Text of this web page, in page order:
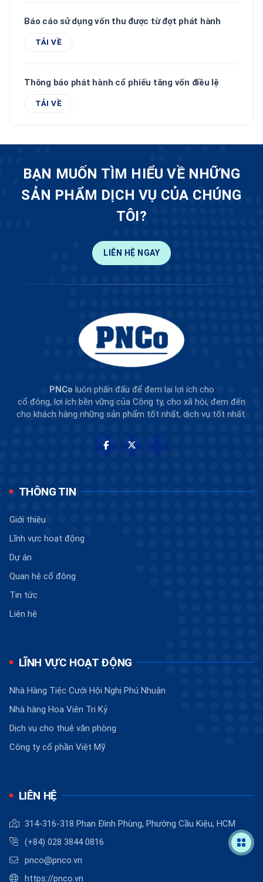
Báo cáo sử dụng vốn thu được từ đợt phát hành
TẢI VỀ
Thông báo phát hành cổ phiếu tăng vốn điều lệ
TẢI VỀ
BẠN MUỐN TÌM HIỂU VỀ NHỮNG
SẢN PHẨM DỊCH VỤ CỦA CHÚNG
TÔI?
LIÊN HỆ NGAY
PNCo luôn phấn đấu để đem lại lợi ích cho
cổ đông, lợi ích bền vững của Công ty, cho xã hội, đem đến
cho khách hàng những sản phẩm tốt nhất, dịch vụ tốt nhất.
THÔNG TIN
Giới thiệu
Lĩnh vực hoạt động
Dự án
Quan hệ cổ đông
Tin tức
Liên hệ
LĨNH VỰC HOẠT ĐỘNG
Nhà Hàng Tiệc Cưới Hội Nghị Phú Nhuận
Nhà hàng Hoa Viên Tri Kỷ
Dịch vụ cho thuê văn phòng
Công ty cổ phần Việt Mỹ
LIÊN HỆ
314-316-318 Phan Đình Phùng, Phường Cầu Kiệu, HCM
(+84) 028 3844 0816
pnco@pnco.vn
https://pnco.vn